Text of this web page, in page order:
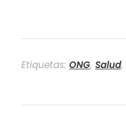
Etiquetas: ONG, Salud,